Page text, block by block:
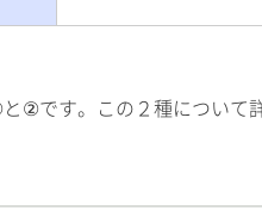
②です。この２種について